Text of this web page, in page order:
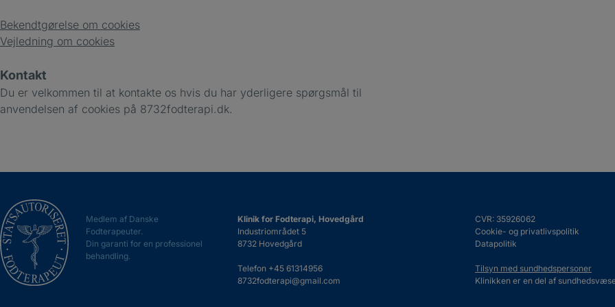
Bekendtgørelse om cookies
Vejledning om cookies
Kontakt
Du er velkommen til at kontakte os hvis du har yderligere spørgsmål til
anvendelsen af cookies på 8732fodterapi.dk.
Medlem af Danske
Fodterapeuter.
Din garanti for en professionel
behandling.
Klinik for Fodterapi, Hovedgård
Industriområdet 5
8732 Hovedgård
Telefon +45 61314956
8732fodterapi@gmail.com
CVR: 35926062
Cookie- og privatlivspolitik
Datapolitik
Tilsyn med sundhedspersoner
Klinikken er en del af